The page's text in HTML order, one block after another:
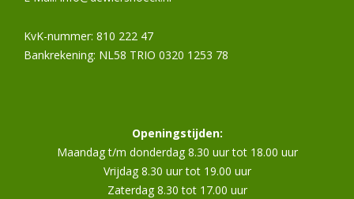
KvK-nummer: 810 222 47
Bankrekening: NL58 TRIO 0320 1253 78
Openingstijden:
Maandag t/m donderdag 8.30 uur tot 18.00 uur
Vrijdag 8.30 uur tot 19.00 uur
Zaterdag 8.30 tot 17.00 uur